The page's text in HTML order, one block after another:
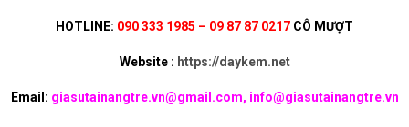
HOTLINE: 090 333 1985 – 09 87 87 0217 CÔ MƯỢT
Website : https://daykem.net
Email: giasutainangtre.vn@gmail.com, info@giasutainangtre.vn